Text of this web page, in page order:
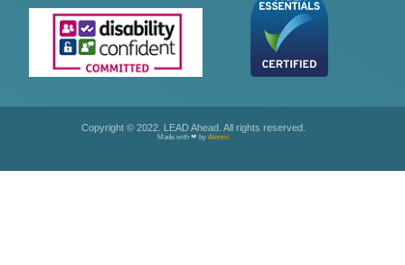
Copyright © 2022. LEAD Ahead. All rights reserved.
Made with ❤ byAtomic